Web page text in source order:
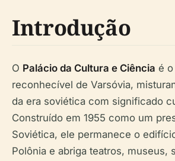
Introdução
O Palácio da Cultura e Ciência é
reconhecível de Varsóvia,
da era soviética com significado
Construído em 1955 como um
Soviética, ele permanece o
Polônia e abriga teatros, museus,